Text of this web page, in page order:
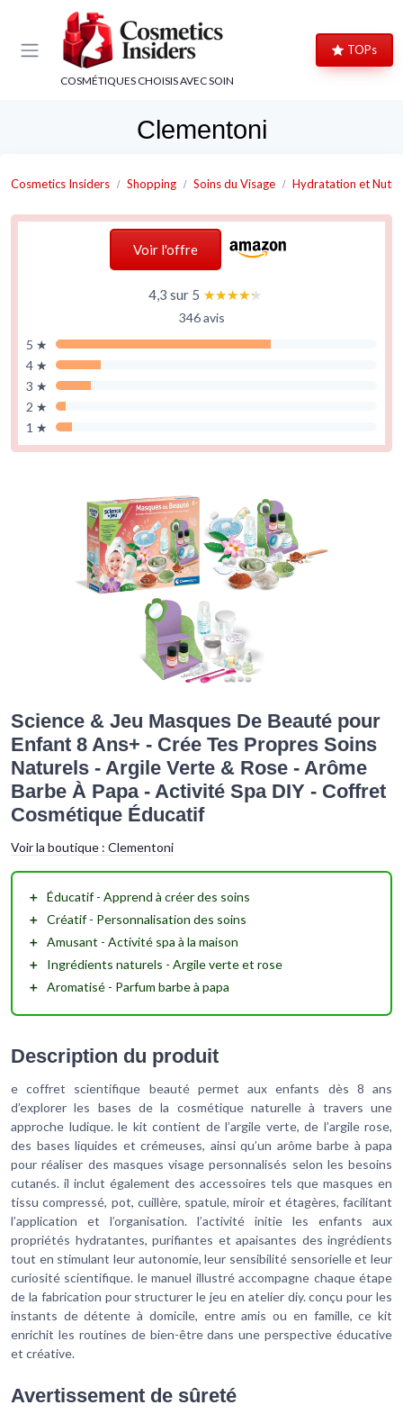
COSMÉTIQUES CHOISIS AVEC SOIN
TOPs
Clementoni
Cosmetics Insiders Shopping Soins du Visage Hydratation et
Voir l'offre
4,3 sur 5 ★★★★★
★★★★★
346 avis
5 ★
4 ★
3 ★
2 ★
1 ★
Science & Jeu Masques De Beauté pour
Enfant 8 Ans+ - Crée Tes Propres Soins
Naturels - Argile Verte & Rose - Arôme
Barbe À Papa - Activité Spa DIY - Coffret
Cosmétique Éducatif
Voir la boutique : Clementoni
＋ Éducatif- Apprend à créer des soins
＋ Créatif- Personnalisation des soins
＋ Amusant - Activité spa à la maison
＋
Ingrédients naturels - Argile verte et rose
＋ Aromatisé - Parfum barbe à papa
Description du produit
e coffret scientifique beauté permet aux enfants dès 8 ans
d’explorer les bases de la cosmétique naturelle à travers une
approche ludique. le kit contient de l’argile verte, de l’argile rose,
des bases liquides et crémeuses, ainsi qu’un arôme barbe à papa
pour réaliser des masques visage personnalisés selon les besoins
cutanés. il inclut également des accessoires tels que masques en
tissu compressé, pot, cuillère, spatule, miroir et étagères, facilitant
l’application et l’organisation. l’activité initie les enfants aux
propriétés hydratantes, purifiantes et apaisantes des ingrédients
tout en stimulant leur autonomie, leur sensibilité sensorielle et leur
curiosité scientifique. le manuel illustré accompagne chaque étape
de la fabrication pour structurer le jeu en atelier diy. conçu pour les
instants de détente à domicile, entre amis ou en famille, ce kit
enrichit les routines de bien-être dans une perspective éducative
et créative.
Avertissement de sûreté
Panneau de gestion des cookies